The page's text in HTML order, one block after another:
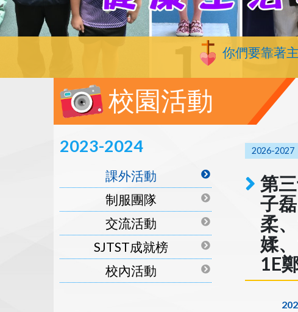
你們要靠著
校園活動
2023-2024
課外活動
制服團隊
交流活動
SJTST成就榜
校內活動
2026-2027
第
子
柔
媃
1E